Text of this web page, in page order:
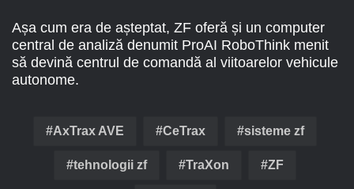
Așa cum era de așteptat, ZF oferă și un computer
central de analiză denumit ProAI RoboThink menit
să devină centrul de comandă al viitoarelor vehicule
autonome.
AxTrax AVE CeTrax sisteme zf
tehnologii zf TraXon ZF